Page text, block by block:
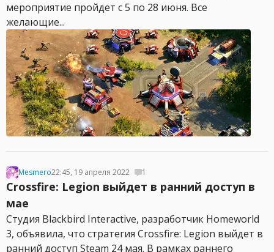
мероприятие пройдет с 5 по 28 июня. Все
желающие...
Mesmero22:45, 19 апреля 2022 1
Crossfire: Legion выйдет в ранний доступ в
мае
Студия Blackbird Interactive, разработчик Homeworld
3, объявила, что стратегия Crossfire: Legion выйдет в
ранний доступ Steam 24 мая. В рамках раннего